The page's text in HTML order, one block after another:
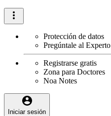
Protección de datos
Pregúntale al Experto
Registrarse gratis
Zona para Doctores
Noa Notes
Iniciar sesión